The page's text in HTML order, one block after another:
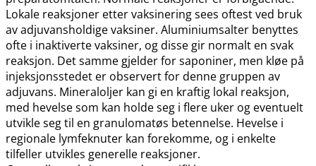
Lokale reaksjoner etter vaksinering sees oftest ved bruk
av adjuvansholdige vaksiner. Aluminiumsalter benyttes
ofte i inaktiverte vaksiner, og disse gir normalt en svak
reaksjon. Det samme gjelder for saponiner, men kløe på
injeksjonsstedet er observert for denne gruppen av
adjuvans. Mineraloljer kan gi en kraftig lokal reaksjon,
med hevelse som kan holde seg i flere uker og eventuelt
utvikle seg til en granulomatøs betennelse. Hevelse i
regionale lymfeknuter kan forekomme, og i enkelte
tilfeller utvikles generelle reaksjoner.